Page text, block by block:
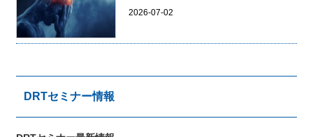
2026-07-02
DRTセミナー情報